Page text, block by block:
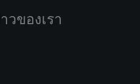
ของเรา